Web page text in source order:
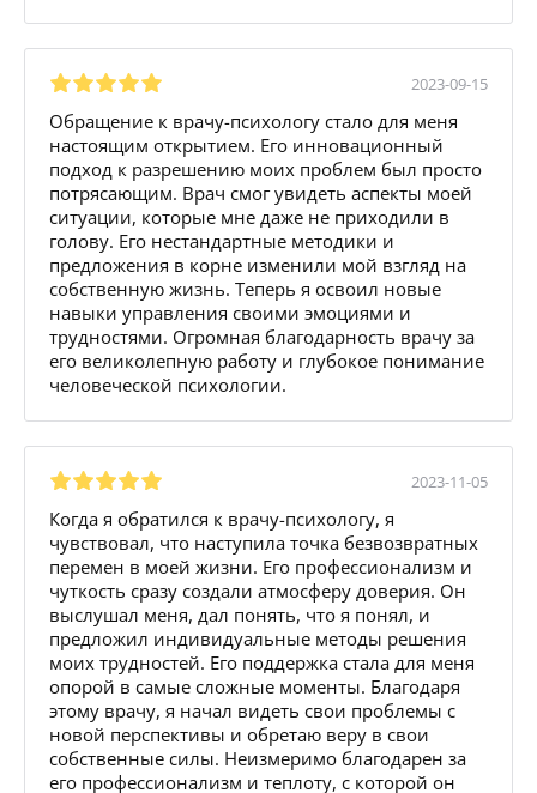
2023-09-15
Обращение к врачу-психологу стало для меня
настоящим открытием. Его инновационный
подход к разрешению моих проблем был просто
потрясающим. Врач смог увидеть аспекты моей
ситуации, которые мне даже не приходили в
голову. Его нестандартные методики и
предложения в корне изменили мой взгляд на
собственную жизнь. Теперь я освоил новые
навыки управления своими эмоциями и
трудностями. Огромная благодарность врачу за
его великолепную работу и глубокое понимание
человеческой психологии.
2023-11-05
Когда я обратился к врачу-психологу, я
чувствовал, что наступила точка безвозвратных
перемен в моей жизни. Его профессионализм и
чуткость сразу создали атмосферу доверия. Он
выслушал меня, дал понять, что я понял, и
предложил индивидуальные методы решения
моих трудностей. Его поддержка стала для меня
опорой в самые сложные моменты. Благодаря
этому врачу, я начал видеть свои проблемы с
новой перспективы и обретаю веру в свои
собственные силы. Неизмеримо благодарен за
его профессионализм и теплоту, с которой он